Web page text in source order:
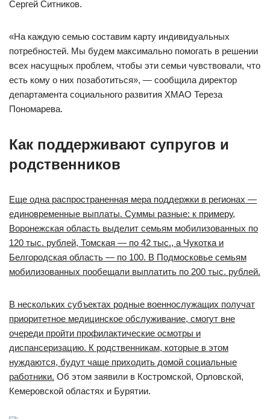
Сергей Ситников.
«На каждую семью составим карту индивидуальных
потребностей. Мы будем максимально помогать в решении
всех насущных проблем, чтобы эти семьи чувствовали, что
есть кому о них позаботиться», — сообщила директор
департамента социального развития ХМАО Тереза
Пономарева.
Как поддерживают супругов и
родственников
Еще одна распространенная мера поддержки в регионах —
единовременные выплаты. Суммы разные: к примеру,
Воронежская область выделит семьям мобилизованных по
120 тыс. рублей, Томская — по 42 тыс., а Чукотка и
Белгородская область — по 100. В Подмосковье семьям
мобилизованных пообещали выплатить по 200 тыс. рублей.
В нескольких субъектах родные военнослужащих получат
приоритетное медицинское обслуживание, смогут вне
очереди пройти профилактические осмотры и
диспансеризацию. К родственникам, которые в этом
нуждаются, будут чаще приходить домой социальные
работники. Об этом заявили в Костромской, Орловской,
Кемеровской областях и Бурятии.